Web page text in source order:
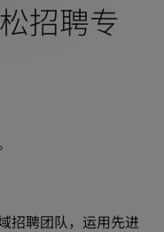
招聘专
招聘团队，运用先进